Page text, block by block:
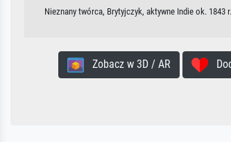
Nieznany twórca, Brytyjczyk, aktywne Indie ok.
Zobacz w 3D / AR